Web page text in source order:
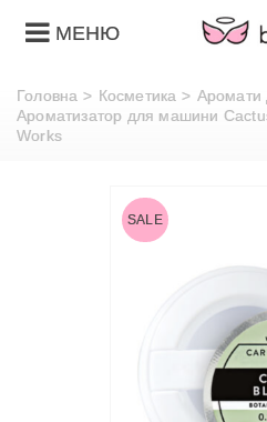
МЕНЮ
Головна > Косметика > Аромати
Ароматизатор для машини
Works
SALE